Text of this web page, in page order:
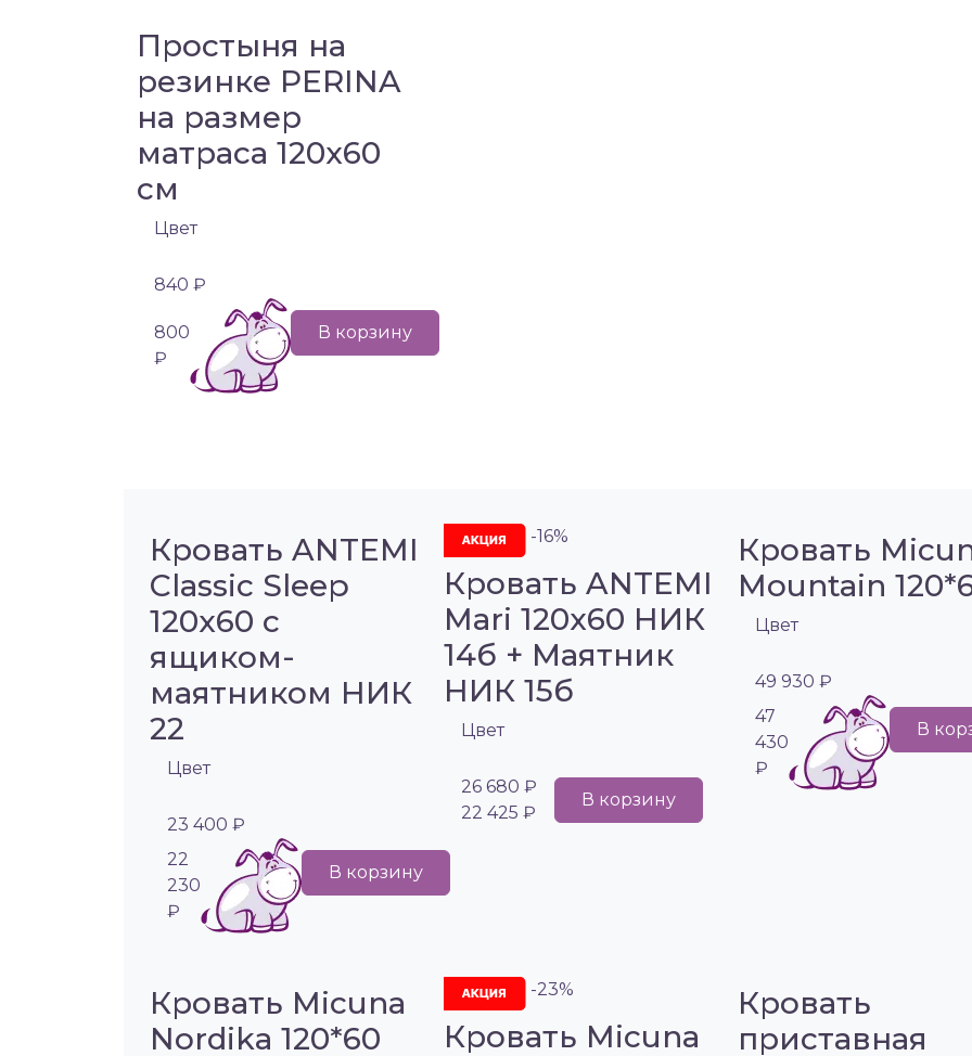
Простыня на
резинке PERINA
на размер
матраса 120х60
см
Цвет
840 ₽
800
₽
В корзину
Кровать ANTEMI
Classic Sleep
120х60 с
ящиком-
маятником НИК
22
Цвет
23 400 ₽
22
230
₽
В корзину
-16%
Кровать ANTEMI
Mari 120х60 НИК
14б + Маятник
НИК 15б
Цвет
26 680 ₽
22 425 ₽
В корзину
Кровать
Mountain
Цвет
49 930 ₽
47
430
₽
В
Кровать Micuna
Nordika 120*60
-23%
Кровать Micuna
Кровать
приставная